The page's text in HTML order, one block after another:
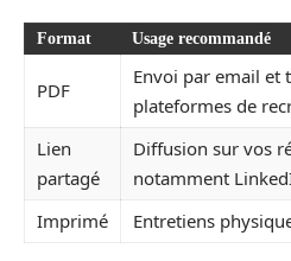
Format Usage recommandé
PDF
Envoi par email et
plateformes de
Lien
partagé
Diffusion sur vos
notamment
Imprimé
Entretiens